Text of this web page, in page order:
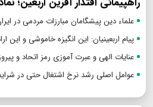
علماء دین پیشگامان مبارزات مردمی در
پیام اربعینیان: این انگیزه خاموشی و این
عنایات الهی و عبرت آموزی رمز اتحاد و
عوامل اصلی رشد نرخ اشتغال حتی در